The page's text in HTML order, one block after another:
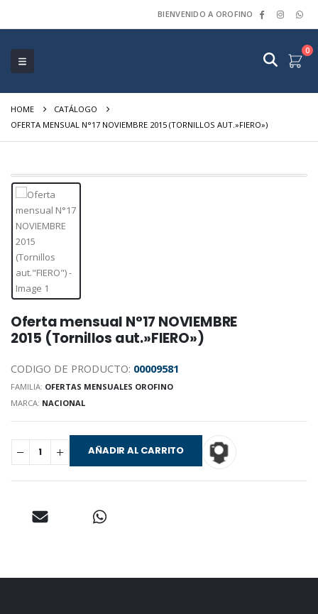
BIENVENIDO A OROFINO
0
HOME
CATÁLOGO
OFERTA MENSUAL N°17 NOVIEMBRE 2015 (TORNILLOS AUT.»FIERO»)
Oferta mensual N°17 NOVIEMBRE
2015 (Tornillos aut.»FIERO»)
CODIGO DE PRODUCTO: 00009581
FAMILIA: OFERTAS MENSUALES OROFINO
MARCA: NACIONAL
AÑADIR AL CARRITO